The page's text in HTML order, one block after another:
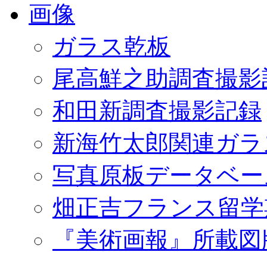
画像
ガラス乾板
尾高鮮之助調査撮
和田新調査撮影記録
新海竹太郎関連ガ
写真原板データベ
畑正吉フランス留
『美術画報』所載